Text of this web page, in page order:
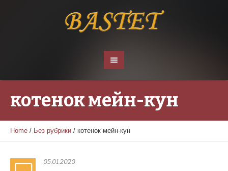
котенок мейн-кун
Home / Без рубрики / котенок мейн-кун
05.01.2020